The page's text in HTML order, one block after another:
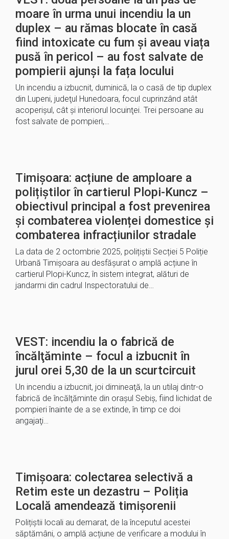
moare în urma unui incendiu la un
duplex – au rămas blocate în casă
fiind intoxicate cu fum și aveau viața
pusă în pericol – au fost salvate de
pompierii ajunși la fața locului
Un incendiu a izbucnit, duminică, la o casă de tip duplex
din Lupeni, judeţul Hunedoara, focul cuprinzând atât
acoperişul, cât şi interiorul locuinţei. Trei persoane au
fost salvate de pompieri,…
Timișoara: acțiune de amploare a
polițiștilor în cartierul Plopi-Kuncz –
obiectivul principal a fost prevenirea
și combaterea violenței domestice și
combaterea infracțiunilor stradale
La data de 2 octombrie 2025, polițiștii Secției 5 Poliție
Urbană Timișoara au desfășurat o amplă acțiune în
cartierul Plopi-Kuncz, în sistem integrat, alături de
jandarmi din cadrul Inspectoratului de…
VEST: incendiu la o fabrică de
încălţăminte – focul a izbucnit în
jurul orei 5,30 de la un scurtcircuit
Un incendiu a izbucnit, joi dimineaţă, la un utilaj dintr-o
fabrică de încălţăminte din oraşul Sebiş, fiind lichidat de
pompieri înainte de a se extinde, în timp ce doi
angajaţi…
Timișoara: colectarea selectivă a
Retim este un dezastru – Poliția
Locală amendează timișorenii
Polițiștii locali au demarat, de la începutul acestei
săptămâni, o amplă acțiune de verificare a modului în